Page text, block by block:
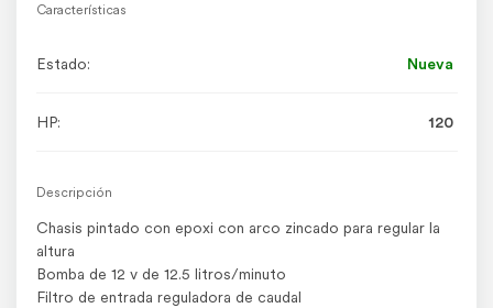
Características
Estado: Nueva
HP: 120
Descripción
Chasis pintado con epoxi con arco zincado para regular la
altura
Bomba de 12 v de 12.5 litros/minuto
Filtro de entrada reguladora de caudal